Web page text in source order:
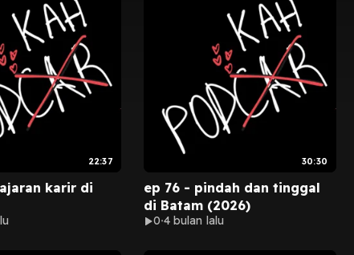
22:37
karir di
30:30
ep 76 - pindah dan tinggal
di Batam (2026)
0 4 bulan lalu